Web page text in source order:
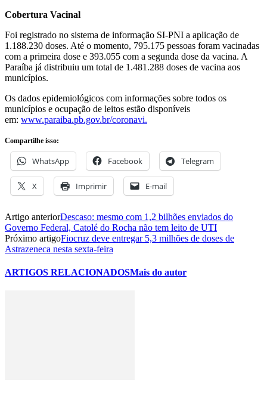
Cobertura Vacinal
Foi registrado no sistema de informação SI-PNI a aplicação de
1.188.230 doses. Até o momento, 795.175 pessoas foram vacinadas
com a primeira dose e 393.055 com a segunda dose da vacina. A
Paraíba já distribuiu um total de 1.481.288 doses de vacina aos
municípios.
Os dados epidemiológicos com informações sobre todos os
municípios e ocupação de leitos estão disponíveis
em: www.paraiba.pb.gov.br/coronavi.
Compartilhe isso:
WhatsApp Facebook Telegram
X Imprimir E-mail
Artigo anteriorDescaso: mesmo com 1,2 bilhões enviados do
Governo Federal, Catolé do Rocha não tem leito de UTI
Próximo artigoFiocruz deve entregar 5,3 milhões de doses de
Astrazeneca nesta sexta-feira
ARTIGOS RELACIONADOSMais do autor